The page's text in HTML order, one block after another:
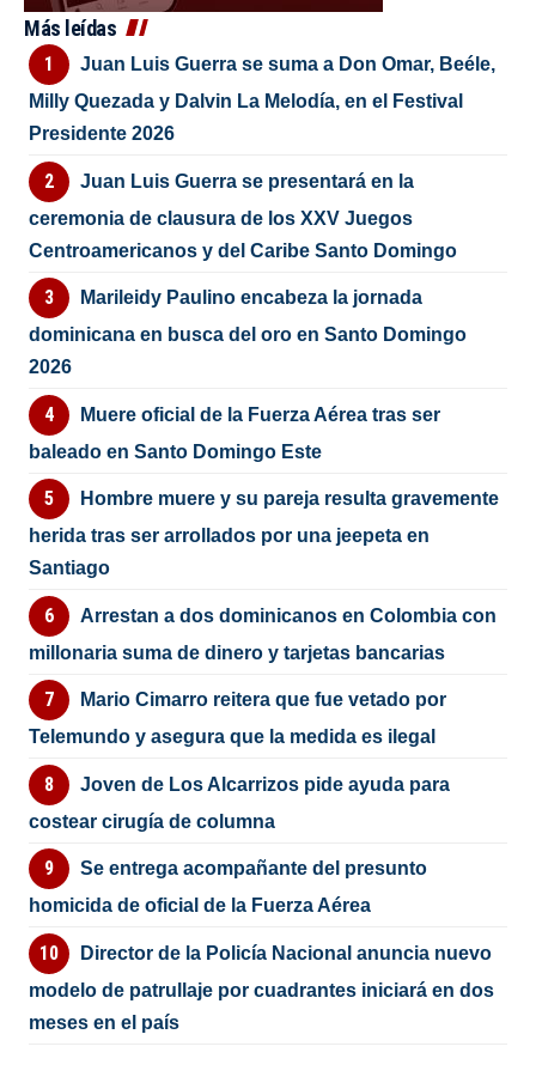
Más leídas
Juan Luis Guerra se suma a Don Omar, Beéle,
Milly Quezada y Dalvin La Melodía, en el Festival
Presidente 2026
Juan Luis Guerra se presentará en la
ceremonia de clausura de los XXV Juegos
Centroamericanos y del Caribe Santo Domingo
Marileidy Paulino encabeza la jornada
dominicana en busca del oro en Santo Domingo
2026
Muere oficial de la Fuerza Aérea tras ser
baleado en Santo Domingo Este
Hombre muere y su pareja resulta gravemente
herida tras ser arrollados por una jeepeta en
Santiago
Arrestan a dos dominicanos en Colombia con
millonaria suma de dinero y tarjetas bancarias
Mario Cimarro reitera que fue vetado por
Telemundo y asegura que la medida es ilegal
Joven de Los Alcarrizos pide ayuda para
costear cirugía de columna
Se entrega acompañante del presunto
homicida de oficial de la Fuerza Aérea
Director de la Policía Nacional anuncia nuevo
modelo de patrullaje por cuadrantes iniciará en dos
meses en el país